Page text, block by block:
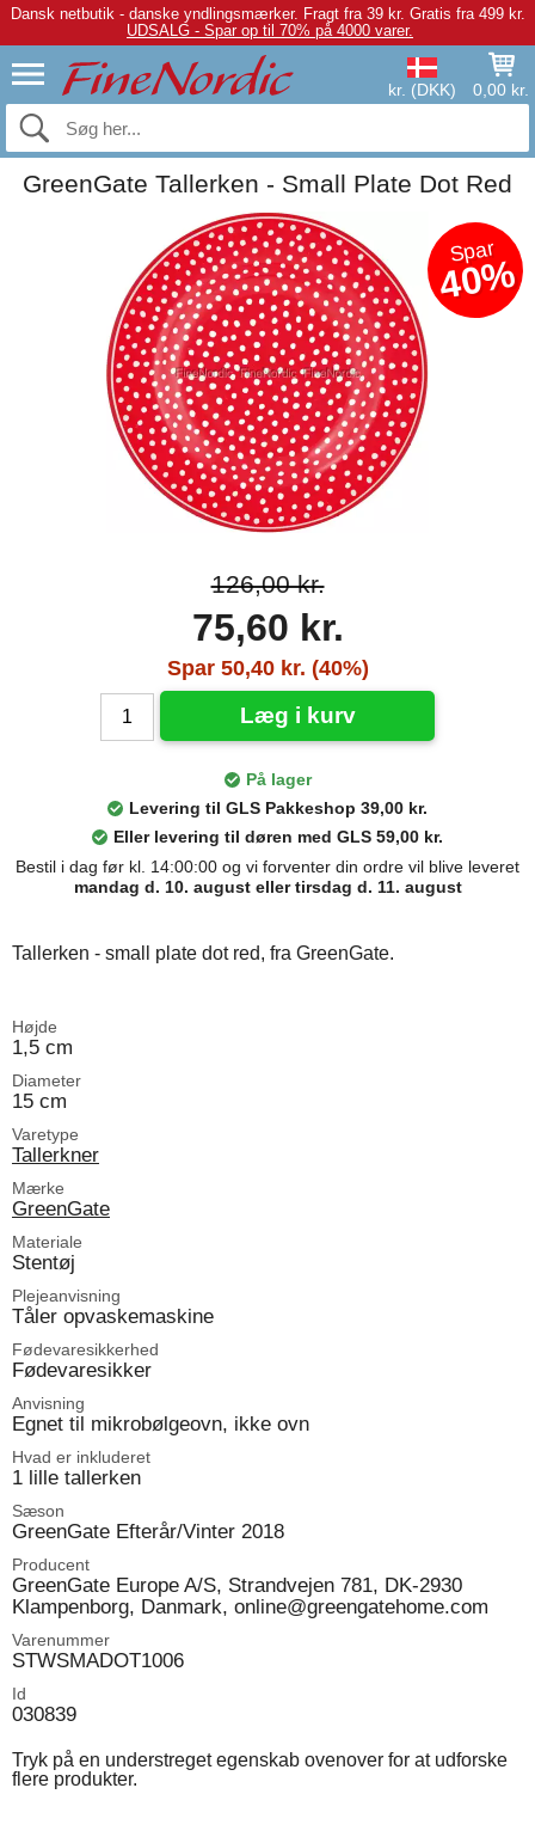
Dansk netbutik - danske yndlingsmærker. Fragt fra 39 kr. Gratis fra 499 kr.
UDSALG - Spar op til 70% på 4000 varer.
kr. (DKK) 0,00 kr.
GreenGate Tallerken - Small Plate Dot Red
Spar
40%
126,00 kr.
75,60 kr.
Spar 50,40 kr. (40%)
Læg i kurv
På lager
Levering til GLS Pakkeshop 39,00 kr.
Eller levering til døren med GLS 59,00 kr.
Bestil i dag før kl. 14:00:00 og vi forventer din ordre vil blive leveret
mandag d. 10. august eller tirsdag d. 11. august
Tallerken - small plate dot red, fra GreenGate.
Højde
1,5 cm
Diameter
15 cm
Varetype
Tallerkner
Mærke
GreenGate
Materiale
Stentøj
Plejeanvisning
Tåler opvaskemaskine
Fødevaresikkerhed
Fødevaresikker
Anvisning
Egnet til mikrobølgeovn, ikke ovn
Hvad er inkluderet
1 lille tallerken
Sæson
GreenGate Efterår/Vinter 2018
Producent
GreenGate Europe A/S, Strandvejen 781, DK-2930
Klampenborg, Danmark, online@greengatehome.com
Varenummer
STWSMADOT1006
Id
030839
Tryk på en understreget egenskab ovenover for at udforske
flere produkter.